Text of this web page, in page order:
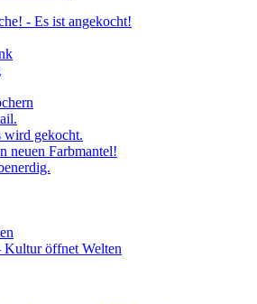
- Es ist angekocht!
wird gekocht.
neuen Farbmantel!
öffnet Welten